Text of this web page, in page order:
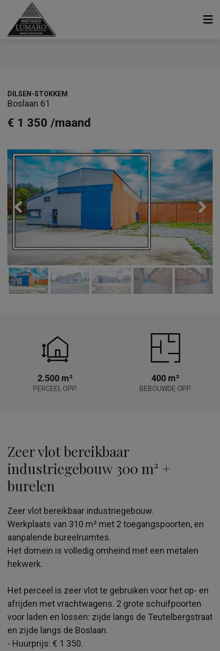
€ 1 350 /maand
DILSEN-STOKKEM
Boslaan 61
2.500 m²
PERCEEL OPP.
400 m²
BEBOUWDE OPP.
Zeer vlot bereikbaar
industriegebouw 300 m² +
burelen
Zeer vlot bereikbaar industriegebouw.
Werkplaats van 310 m² met 2 toegangspoorten, en
aanpalende bureelruimtes.
Het domein is volledig omheind met een metalen
hekwerk.
Het perceel is zeer vlot te gebruiken voor het op- en
afrijden met vrachtwagens. 2 grote schuifpoorten
voor laden en lossen: zijde langs de Teutelbergstraat
en zijde langs de Boslaan.
- Huurprijs: € 1 350.